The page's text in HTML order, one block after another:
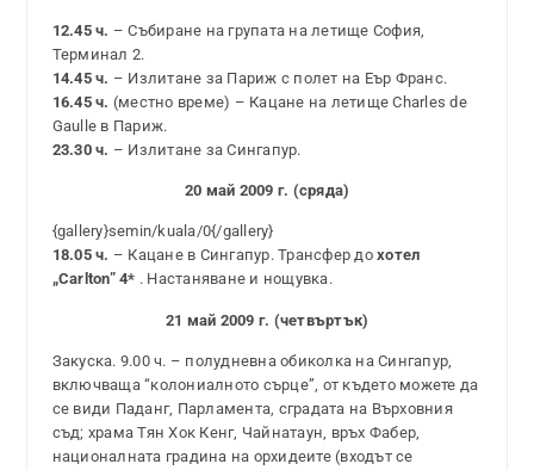
12.45 ч. – Събиране на групата на летище София,
Терминал 2.
14.45 ч. – Излитане за Париж с полет на Еър Франс.
16.45 ч. (местно време) – Кацане на летище Charles de
Gaulle в Париж.
23.30 ч. – Излитане за Сингапур.
20 май 2009 г. (сряда)
{gallery}semin/kuala/0{/gallery}
18.05 ч. – Кацане в Сингапур. Трансфер дохотел
„Carlton” 4* . Настаняване и нощувка.
21 май 2009 г. (четвъртък)
Закуска. 9.00 ч. – полудневна обиколка на Сингапур,
включваща “колониалното сърце”, от където можете да
се види Паданг, Парламента, сградата на Върховния
съд; храма Тян Хок Кенг, Чайнатаун, връх Фабер,
националната градина на орхидеите (входът се